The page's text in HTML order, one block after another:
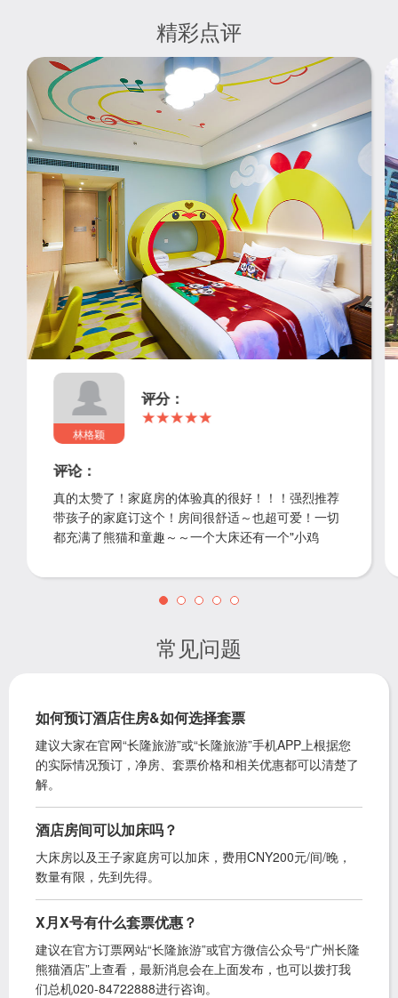
精彩点评
林格颖
评分：
评论：
真的太赞了！家庭房的体验真的很好！！！强烈推荐
带孩子的家庭订这个！房间很舒适～也超可爱！一切
都充满了熊猫和童趣～～一个大床还有一个"小鸡
餐真的不得不夸！
常见问题
如何预订酒店住房&如何选择套票
建议大家在官网“长隆旅游”或“长隆旅游”手机APP上根据您
的实际情况预订，净房、套票价格和相关优惠都可以清楚了
解。
酒店房间可以加床吗？
大床房以及王子家庭房可以加床，费用CNY200元/间/晚，
数量有限，先到先得。
X月X号有什么套票优惠？
建议在官方订票网站“长隆旅游”或官方微信公众号“广州长隆
熊猫酒店”上查看，最新消息会在上面发布，也可以拨打我
们总机020-84722888进行咨询。